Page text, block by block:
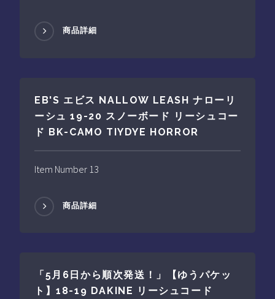
商品詳細
EB'S エビス NALLOW LEASH ナローリ
ーシュ 19-20 スノーボード リーシュコー
ド BK-CAMO TIYDYE HORROR
Item Number 13
商品詳細
「5月6日から順次発送！」【ゆうパケッ
ト】18-19 DAKINE リーシュコード